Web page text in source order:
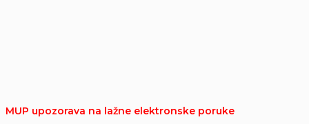
MUP upozorava na lažne elektronske poruke